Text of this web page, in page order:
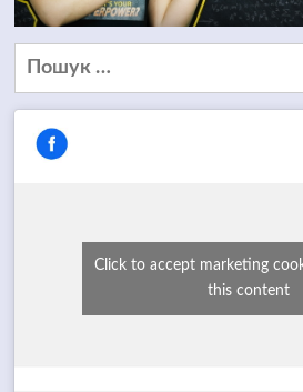
Пошук:
Click to accept marketing
this content